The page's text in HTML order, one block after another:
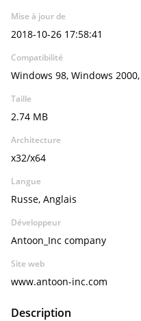
Mise à jour de
2018-10-26 17:58:41
Compatibilité
Windows 98, Windows
Taille
2.74 MB
Architecture
x32/x64
Langue
Russe, Anglais
Développeur
Antoon_Inc company
Site web
www.antoon-inc.com
Description